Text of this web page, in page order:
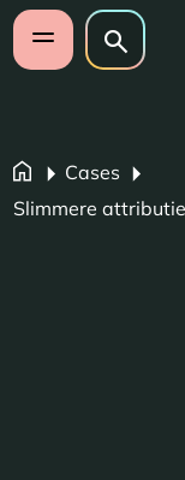
Navigatie overslaan
Open mobiel
Zoeken
Zoeken
Cases
Slimmere